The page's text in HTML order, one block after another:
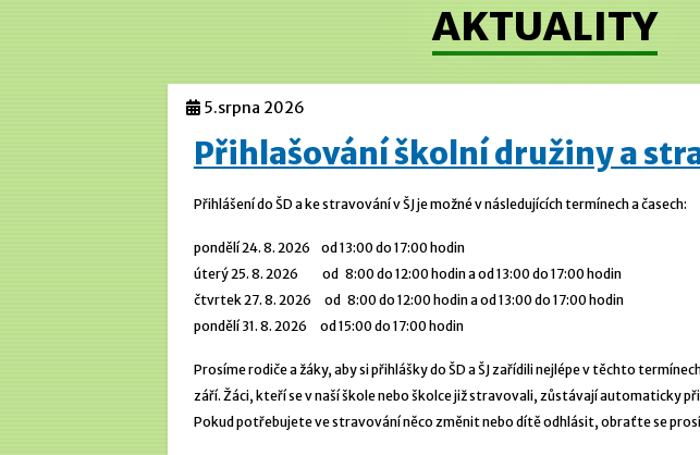
AKTUALITY
5.srpna 2026
Přihlašování školní družiny a
Přihlášení do ŠD a ke stravování v ŠJ je možné v následujících termínech a časech:
pondělí 24. 8. 2026 od 13:00 do 17:00 hodin
úterý 25. 8. 2026 od 8:00 do 12:00 hodin a od 13:00 do 17:00 hodin
čtvrtek 27. 8. 2026 od 8:00 do 12:00 hodin a od 13:00 do 17:00 hodin
pondělí 31. 8. 2026 od 15:00 do 17:00 hodin
Prosíme rodiče a žáky, aby si přihlášky do ŠD a ŠJ zařídili nejlépe v těchto
září. Žáci, kteří se v naší škole nebo školce již stravovali, zůstávají automaticky
Pokud potřebujete ve stravování něco změnit nebo dítě odhlásit, obraťte se